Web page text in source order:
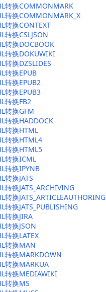
转换COMMONMARK
转换COMMONMARK_X
转换CONTEXT
转换CSLJSON
转换DOCBOOK
转换DOKUWIKI
转换DZSLIDES
转换EPUB
转换EPUB2
转换EPUB3
转换FB2
转换GFM
转换HADDOCK
转换HTML
转换HTML4
转换HTML5
转换ICML
转换IPYNB
转换JATS
转换JATS_ARCHIVING
转换JATS_ARTICLEAUTHORING
转换JATS_PUBLISHING
转换JIRA
转换JSON
转换LATEX
转换MAN
转换MARKDOWN
转换MARKUA
转换MEDIAWIKI
转换MS